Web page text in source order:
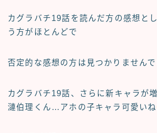
カグラバチ19話を読んだ方の感想と
う方がほとんどで
否定的な感想の方は見つかりませんで
カグラバチ19話、さらに新キャラが
漣伯理くん…アホの子キャラ可愛いね